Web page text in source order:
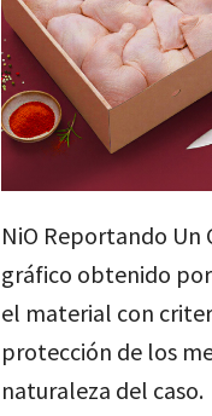
NiO Reportando Un
gráfico obtenido
el material con
protección de los
naturaleza del caso.